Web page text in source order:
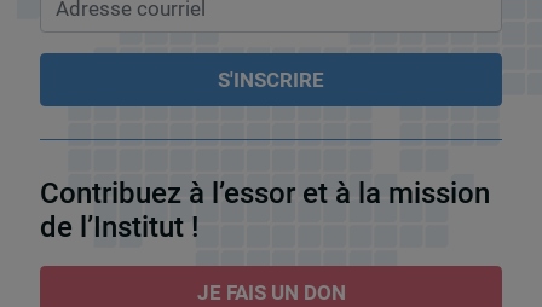
Contribuez à l’essor et à la mission
de l’Institut !
JE FAIS UN DON